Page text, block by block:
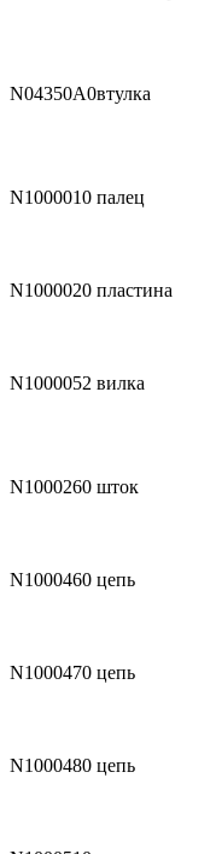
N04350A0втулка
N1000010 палец
N1000020 пластина
N1000052 вилка
N1000260 шток
N1000460 цепь
N1000470 цепь
N1000480 цепь